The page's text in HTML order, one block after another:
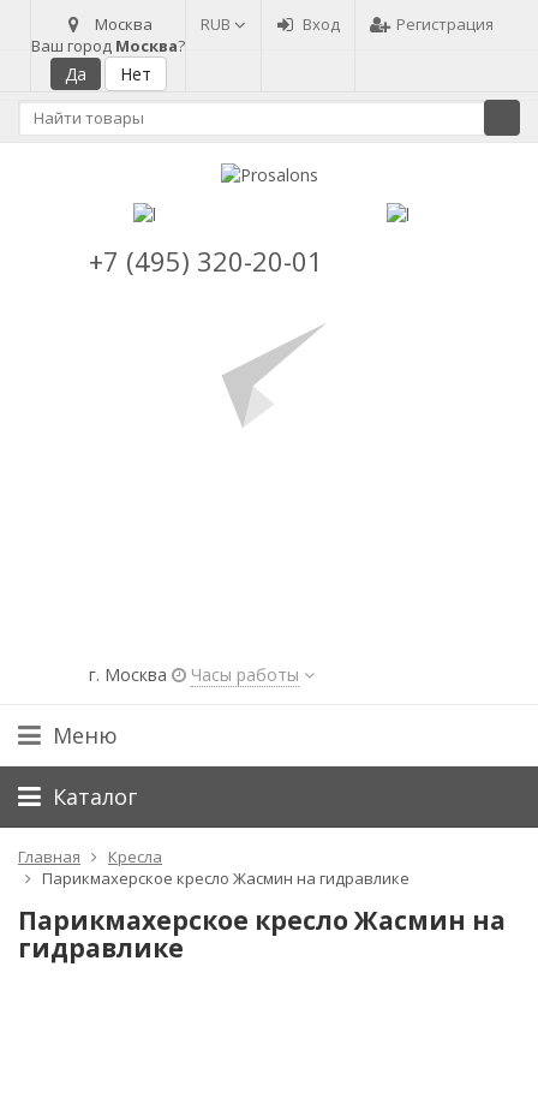
Москва
Ваш город Москва?
RUB Вход Регистрация
+7 (495) 320-20-01
г. Москва Часы работы
Меню
Каталог
Главная
Кресла
Парикмахерское кресло Жасмин на гидравлике
Парикмахерское кресло Жасмин на
гидравлике